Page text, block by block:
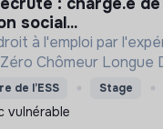
social...
à l'emploi par
Chômeur Longue
4 Chemins) : créer
et utiles au
de l’ESS Stage
vulnérable